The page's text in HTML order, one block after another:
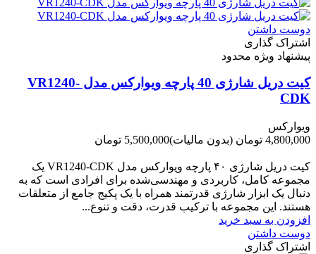
دوست داشتن
اشتراک گذاری
پیشنهاد ویژه محدود
کیت دریل شارژی 40 پارچه ویوارکس مدل VR1240-
CDK
ویوارکس
4,800,000 تومان
(بدون مالیات)5,500,000 تومان
کیت دریل شارژی ۴۰ پارچه ویوارکس مدل VR1240‑CDK یک
مجموعه کامل، کاربردی و مهندسی‌شده برای افرادی است که به
دنبال یک ابزار شارژی قدرتمند همراه با یک پکیج جامع از متعلقات
هستند. این مجموعه با ترکیب قدرت، دقت و تنوع...
افزودن به سبد خرید
دوست داشتن
اشتراک گذاری